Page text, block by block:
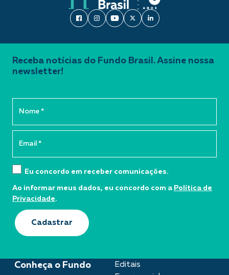
Conheça o Fundo
Editais
Receba notícias do Fundo Brasil. Assine nossa
newsletter!
Eu concordo em receber comunicações.
Ao informar meus dados, eu concordo com a Política de
Privacidade.
Cadastrar